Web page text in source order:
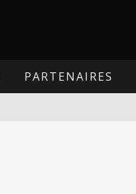
PARTENAIRES